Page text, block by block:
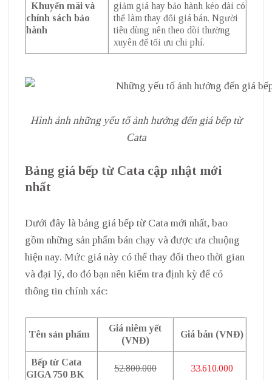
Khuyến mãi và
chính sách bảo
hành
giảm giá hay bảo hành kéo dài có
thể làm thay đổi giá bán. Người
tiêu dùng nên theo dõi thường
xuyên để tối ưu chi phí.
Hình ảnh những yếu tố ảnh hưởng đến giá bếp từ
Cata
Bảng giá bếp từ Cata cập nhật mới
nhất
Dưới đây là bảng giá bếp từ Cata mới nhất, bao
gồm những sản phẩm bán chạy và được ưa chuộng
hiện nay. Mức giá này có thể thay đổi theo thời gian
và đại lý, do đó bạn nên kiểm tra định kỳ để có
thông tin chính xác:
Tên sản phẩm
Giá niêm yết
(VNĐ)
Giá bán (VNĐ)
Bếp từ Cata
GIGA 750 BK
52.800.000 33.610.000